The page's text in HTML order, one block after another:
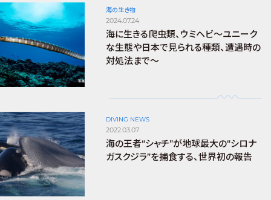
海の生き物
2024.07.24
海に生きる爬虫類、ウミヘビ～ユニーク
な生態や日本で見られる種類、遭遇時の
対処法まで～
DIVING NEWS
2022.03.07
海の王者“シャチ”が地球最大の“シロナ
ガスクジラ”を捕食する、世界初の報告